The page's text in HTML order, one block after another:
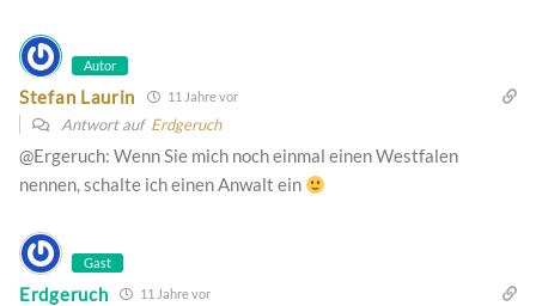
Autor
Stefan Laurin 11 Jahre vor
Antwort auf Erdgeruch
@Ergeruch: Wenn Sie mich noch einmal einen Westfalen
nennen, schalte ich einen Anwalt ein
Gast
Erdgeruch 11 Jahre vor